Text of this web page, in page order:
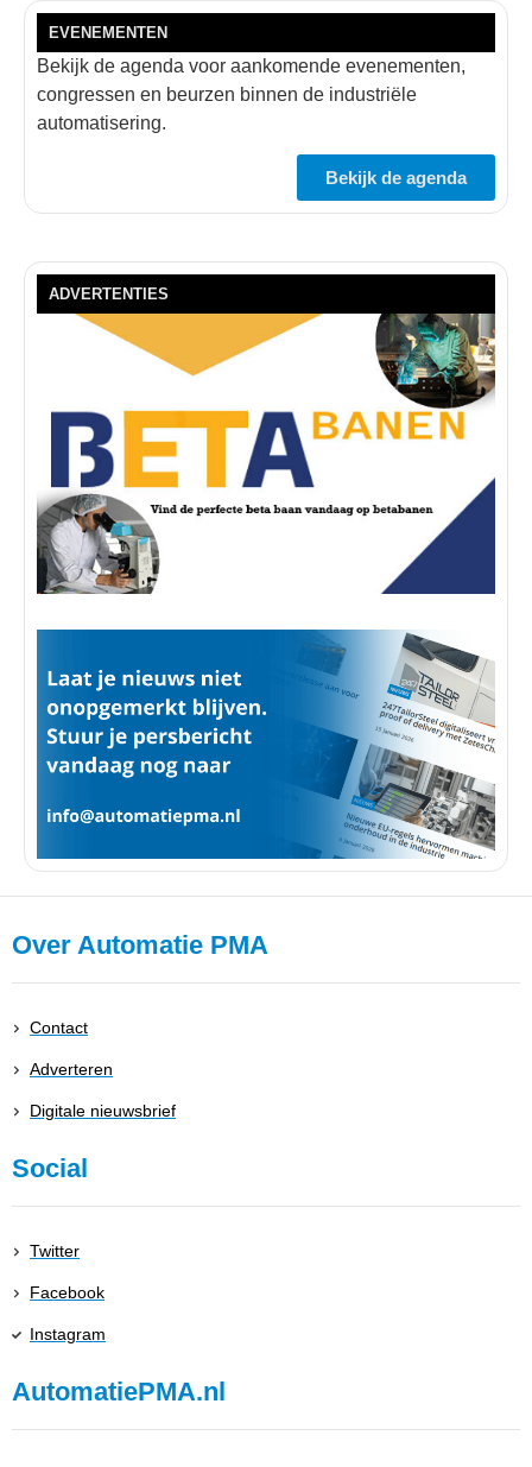
EVENEMENTEN
Bekijk de agenda voor aankomende evenementen,
congressen en beurzen binnen de industriële
automatisering.
Bekijk de agenda
ADVERTENTIES
Over Automatie PMA
Contact
Adverteren
Digitale nieuwsbrief
Social
Twitter
Facebook
Instagram
AutomatiePMA.nl